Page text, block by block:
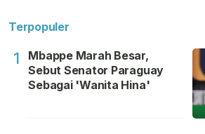
Terpopuler
1
Mbappe Marah Besar,
Sebut Senator Paraguay
Sebagai 'Wanita Hina'